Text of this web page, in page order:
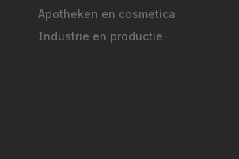
Apotheken en cosmetica
Industrie en productie